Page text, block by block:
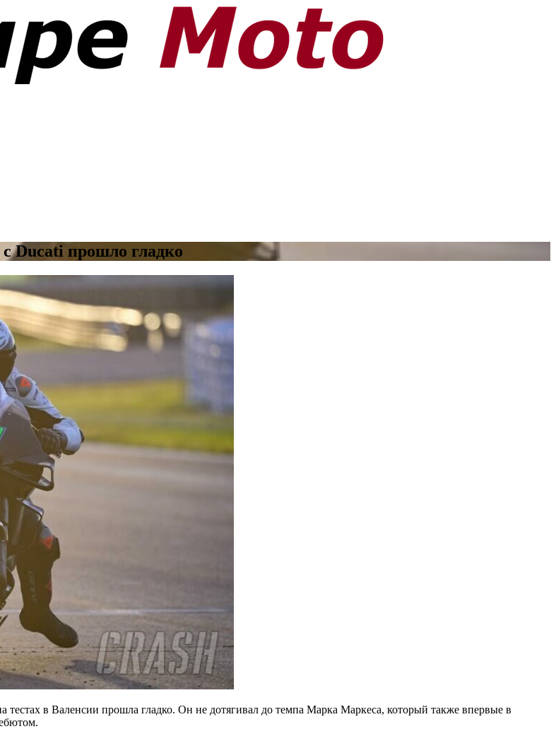
Ducati прошло гладко
тестах в Валенсии прошла гладко. Он не дотягивал до темпа Марка Маркеса, который также впервые в